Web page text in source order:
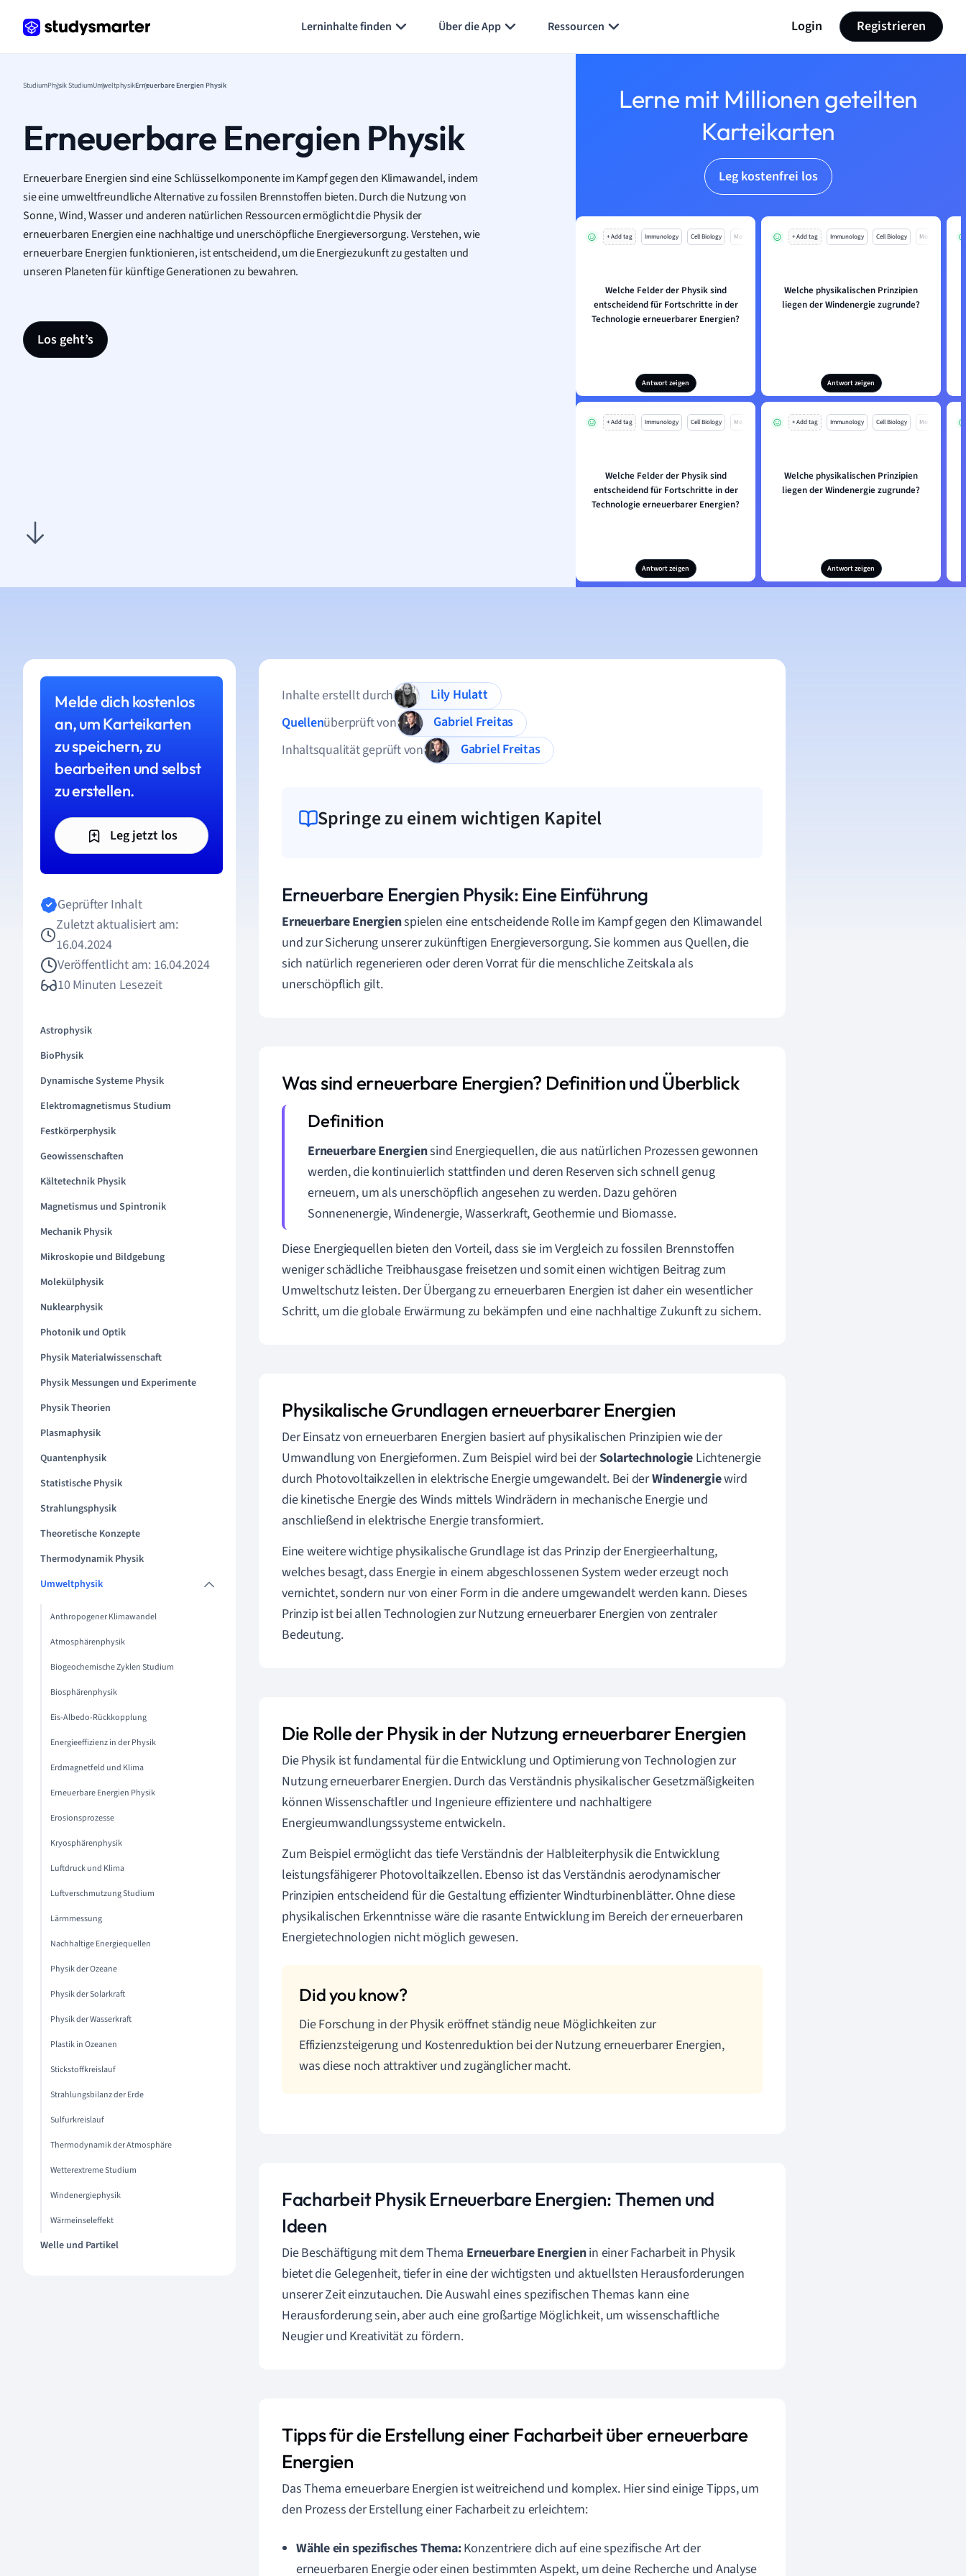
Lerninhalte finden Über die App Ressourcen Login Registrieren
StudiumPhysik StudiumUmweltphysikErneuerbare Energien Physik
Erneuerbare Energien Physik
Erneuerbare Energien sind eine Schlüsselkomponente im Kampf gegen den Klimawandel, indem
sie eine umweltfreundliche Alternative zu fossilen Brennstoffen bieten. Durch die Nutzung von
Sonne, Wind, Wasser und anderen natürlichen Ressourcen ermöglicht die Physik der
erneuerbaren Energien eine nachhaltige und unerschöpfliche Energieversorgung. Verstehen, wie
erneuerbare Energien funktionieren, ist entscheidend, um die Energiezukunft zu gestalten und
unseren Planeten für künftige Generationen zu bewahren.
Los geht’s
Lerne mit Millionen geteilten
Karteikarten
Leg kostenfrei los
+ Add tag Immunology Cell Biology Mo
Welche Felder der Physik sind
entscheidend für Fortschritte in der
Technologie erneuerbarer Energien?
Antwort zeigen
+ Add tag Immunology Cell Biology Mo
Welche physikalischen Prinzipien
liegen der Windenergie zugrunde?
Antwort zeigen
+ Add tag Immunology Cell Biology Mo
Welche Felder der Physik sind
entscheidend für Fortschritte in der
Technologie erneuerbarer Energien?
Antwort zeigen
+ Add tag Immunology Cell Biology Mo
Welche physikalischen Prinzipien
liegen der Windenergie zugrunde?
Antwort zeigen
Melde dich kostenlos
an, um Karteikarten
zu speichern, zu
bearbeiten und selbst
zu erstellen.
Leg jetzt los
Geprüfter Inhalt
Zuletzt aktualisiert am:
16.04.2024
Veröffentlicht am: 16.04.2024
10 Minuten Lesezeit
Astrophysik
BioPhysik
Dynamische Systeme Physik
Elektromagnetismus Studium
Festkörperphysik
Geowissenschaften
Kältetechnik Physik
Magnetismus und Spintronik
Mechanik Physik
Mikroskopie und Bildgebung
Molekülphysik
Nuklearphysik
Photonik und Optik
Physik Materialwissenschaft
Physik Messungen und Experimente
Physik Theorien
Plasmaphysik
Quantenphysik
Statistische Physik
Strahlungsphysik
Theoretische Konzepte
Thermodynamik Physik
Umweltphysik
Anthropogener Klimawandel
Atmosphärenphysik
Biogeochemische Zyklen Studium
Biosphärenphysik
Eis-Albedo-Rückkopplung
Energieeffizienz in der Physik
Erdmagnetfeld und Klima
Erneuerbare Energien Physik
Erosionsprozesse
Kryosphärenphysik
Luftdruck und Klima
Luftverschmutzung Studium
Lärmmessung
Nachhaltige Energiequellen
Physik der Ozeane
Physik der Solarkraft
Physik der Wasserkraft
Plastik in Ozeanen
Stickstoffkreislauf
Strahlungsbilanz der Erde
Sulfurkreislauf
Thermodynamik der Atmosphäre
Wetterextreme Studium
Windenergiephysik
Wärmeinseleffekt
Welle und Partikel
Inhalte erstellt durch
Lily Hulatt
Quellenüberprüft von
Gabriel Freitas
Inhaltsqualität geprüft von
Gabriel Freitas
Springe zu einem wichtigen Kapitel
Erneuerbare Energien Physik: Eine Einführung
Erneuerbare Energienspielen eine entscheidende Rolle im Kampf gegen den Klimawandel
und zur Sicherung unserer zukünftigen Energieversorgung. Sie kommen aus Quellen, die
sich natürlich regenerieren oder deren Vorrat für die menschliche Zeitskala als
unerschöpflich gilt.
Was sind erneuerbare Energien? Definition und Überblick
Erneuerbare Energiensind Energiequellen, die aus natürlichen Prozessen gewonnen
werden, die kontinuierlich stattfinden und deren Reserven sich schnell genug
erneuern, um als unerschöpflich angesehen zu werden. Dazu gehören
Sonnenenergie, Windenergie, Wasserkraft, Geothermie und Biomasse.
Diese Energiequellen bieten den Vorteil, dass sie im Vergleich zu fossilen Brennstoffen
weniger schädliche Treibhausgase freisetzen und somit einen wichtigen Beitrag zum
Umweltschutz leisten. Der Übergang zu erneuerbaren Energien ist daher ein wesentlicher
Schritt, um die globale Erwärmung zu bekämpfen und eine nachhaltige Zukunft zu sichern.
Physikalische Grundlagen erneuerbarer Energien
Der Einsatz von erneuerbaren Energien basiert auf physikalischen Prinzipien wie der
Umwandlung von Energieformen. Zum Beispiel wird bei derSolartechnologie Lichtenergie
durch Photovoltaikzellen in elektrische Energie umgewandelt. Bei derWindenergiewird
die kinetische Energie des Winds mittels Windrädern in mechanische Energie und
anschließend in elektrische Energie transformiert.
Eine weitere wichtige physikalische Grundlage ist das Prinzip der Energieerhaltung,
welches besagt, dass Energie in einem abgeschlossenen System weder erzeugt noch
vernichtet, sondern nur von einer Form in die andere umgewandelt werden kann. Dieses
Prinzip ist bei allen Technologien zur Nutzung erneuerbarer Energien von zentraler
Bedeutung.
Die Rolle der Physik in der Nutzung erneuerbarer Energien
Die Physik ist fundamental für die Entwicklung und Optimierung von Technologien zur
Nutzung erneuerbarer Energien. Durch das Verständnis physikalischer Gesetzmäßigkeiten
können Wissenschaftler und Ingenieure effizientere und nachhaltigere
Energieumwandlungssysteme entwickeln.
Zum Beispiel ermöglicht das tiefe Verständnis der Halbleiterphysik die Entwicklung
leistungsfähigerer Photovoltaikzellen. Ebenso ist das Verständnis aerodynamischer
Prinzipien entscheidend für die Gestaltung effizienter Windturbinenblätter. Ohne diese
physikalischen Erkenntnisse wäre die rasante Entwicklung im Bereich der erneuerbaren
Energietechnologien nicht möglich gewesen.
Die Forschung in der Physik eröffnet ständig neue Möglichkeiten zur
Effizienzsteigerung und Kostenreduktion bei der Nutzung erneuerbarer Energien,
was diese noch attraktiver und zugänglicher macht.
Facharbeit Physik Erneuerbare Energien: Themen und
Ideen
Die Beschäftigung mit dem Thema Erneuerbare Energienin einer Facharbeit in Physik
bietet die Gelegenheit, tiefer in eine der wichtigsten und aktuellsten Herausforderungen
unserer Zeit einzutauchen. Die Auswahl eines spezifischen Themas kann eine
Herausforderung sein, aber auch eine großartige Möglichkeit, um wissenschaftliche
Neugier und Kreativität zu fördern.
Tipps für die Erstellung einer Facharbeit über erneuerbare
Energien
Das Thema erneuerbare Energien ist weitreichend und komplex. Hier sind einige Tipps, um
den Prozess der Erstellung einer Facharbeit zu erleichtern:
Wähle ein spezifisches Thema:Konzentriere dich auf eine spezifische Art der
erneuerbaren Energie oder einen bestimmten Aspekt, um deine Recherche und Analyse